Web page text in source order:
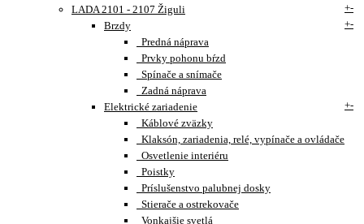
LADA 2101 - 2107 Žiguli
+-
Brzdy
+-
Predná náprava
Prvky pohonu bŕzd
Spínače a snímače
Zadná náprava
Elektrické zariadenie
+-
Káblové zväzky
Klaksón, zariadenia, relé, vypínače a ovládače
Osvetlenie interiéru
Poistky
Príslušenstvo palubnej dosky
Stierače a ostrekovače
Vonkajšie svetlá